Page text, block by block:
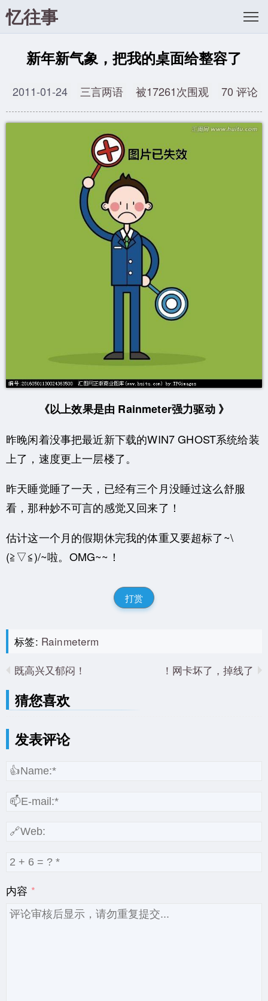
忆往事
新年新气象，把我的桌面给整容了
2011-01-24 三言两语 被17261次围观 70 评论
《以上效果是由 Rainmeter强力驱动 》
昨晚闲着没事把最近新下载的WIN7 GHOST系统给装
上了，速度更上一层楼了。
昨天睡觉睡了一天，已经有三个月没睡过这么舒服
看，那种妙不可言的感觉又回来了！
估计这一个月的假期休完我的体重又要超标了~\
(≧▽≦)/~啦。OMG~~！
打赏
标签: Rainmeterm
既高兴又郁闷！
网卡坏了，掉线了！
猜您喜欢
发表评论
内容